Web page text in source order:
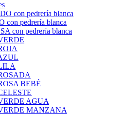
con pedrería blanca
con pedrería blanca
con pedrería blanca
BEBÉ
AGUA
MANZANA